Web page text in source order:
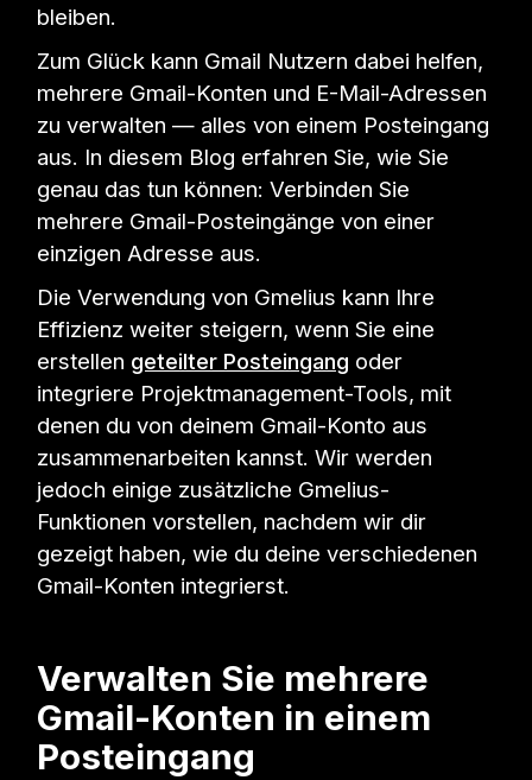
bleiben.
Zum Glück kann Gmail Nutzern dabei helfen,
mehrere Gmail-Konten und E-Mail-Adressen
zu verwalten — alles von einem Posteingang
aus. In diesem Blog erfahren Sie, wie Sie
genau das tun können: Verbinden Sie
mehrere Gmail-Posteingänge von einer
einzigen Adresse aus.
Die Verwendung von Gmelius kann Ihre
Effizienz weiter steigern, wenn Sie eine
erstellen geteilter Posteingang oder
integriere Projektmanagement-Tools, mit
denen du von deinem Gmail-Konto aus
zusammenarbeiten kannst. Wir werden
jedoch einige zusätzliche Gmelius-
Funktionen vorstellen, nachdem wir dir
gezeigt haben, wie du deine verschiedenen
Gmail-Konten integrierst.
Verwalten Sie mehrere
Gmail-Konten in einem
Posteingang